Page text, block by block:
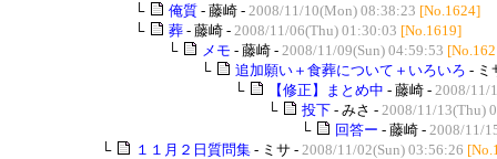
└
俺質 - 藤崎 - 2008/11/10(Mon) 08:38:23 [No.1624]
└
葬 - 藤崎 - 2008/11/06(Thu) 01:30:03 [No.1619]
└
メモ - 藤崎 - 2008/11/09(Sun) 04:59:53
└
追加願い＋食葬について＋いろいろ - ミ
└
【修正】まとめ中 - 藤崎 - 2008/11/
└
投下 - みさ - 2008/11/13(Thu)
└
回答ー - 藤崎 - 2008/11/
└
１１月２日質問集 - ミサ - 2008/11/02(Sun) 03:56:26